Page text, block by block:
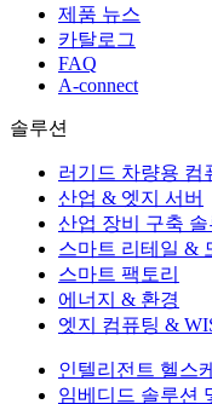
제품 뉴스
카탈로그
FAQ
A-connect
솔루션
러기드 차량용 컴
산업 & 엣지 서버
산업 장비 구축 솔
스마트 리테일 &
스마트 팩토리
에너지 & 환경
엣지 컴퓨팅 &
인텔리전트 헬스
임베디드 솔루션